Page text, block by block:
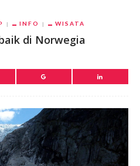
INFO WISATA
di Norwegia